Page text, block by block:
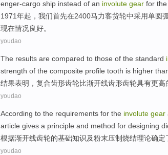
enger-cargo ship instead of an involute gear for the
1971年起， 我们首先在2400马力客货轮中采用单圆弧
现在情况良好。
youdao
The results are compared to those of the standard
strength of the composite profile tooth is higher
结果表明， 复合齿形齿轮比渐开线齿形齿轮具有更高
youdao
According to the requirements for the involute gear
article gives a principle and method for designing
根据渐开线齿轮的基础知识及粉末压制烧结理论确定
youdao